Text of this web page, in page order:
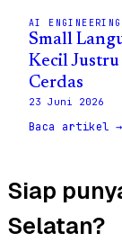
AI ENGINEERING
Small
Kecil
Cerdas
23 Juni 2026
Baca artikel →
Siap
Selatan?